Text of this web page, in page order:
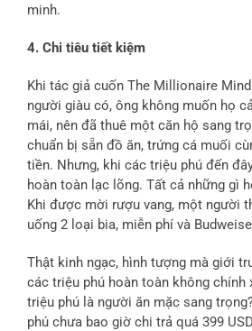
minh.
4. Chi tiêu tiết kiệm
Khi tác giả cuốn The Millionaire
người giàu có, ông không muốn họ
mái, nên đã thuê một căn hộ sang
chuẩn bị sẵn đồ ăn, trứng cá muối
tiền. Nhưng, khi các triệu phú đến
hoàn toàn lạc lõng. Tất cả những gì
Khi được mời rượu vang, một người
uống 2 loại bia, miễn phí và
Thật kinh ngạc, hình tượng mà giới
các triệu phú hoàn toàn không chính
triệu phú là người ăn mặc sang
phú chưa bao giờ chi trả quá 399